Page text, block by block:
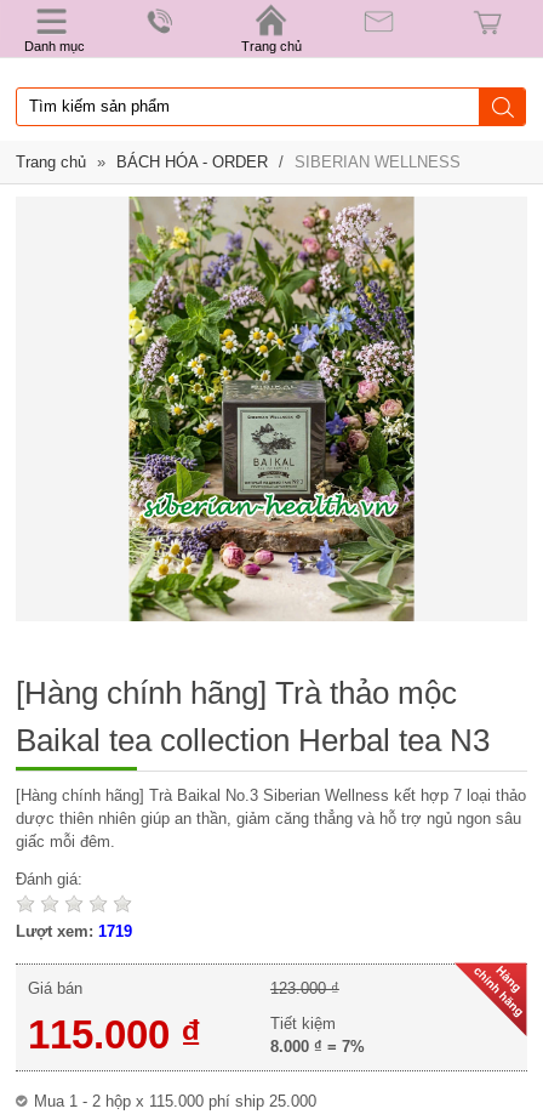
Danh mục Trang chủ
Trang chủ » BÁCH HÓA - ORDER / SIBERIAN WELLNESS
[Hàng chính hãng] Trà thảo mộc
Baikal tea collection Herbal tea N3
[Hàng chính hãng] Trà Baikal No.3 Siberian Wellness kết hợp 7 loại thảo
dược thiên nhiên giúp an thần, giảm căng thẳng và hỗ trợ ngủ ngon sâu
giấc mỗi đêm.
Đánh giá:
Lượt xem:1719
Giá bán
115.000 ₫
123.000 ₫
Tiết kiệm
8.000 ₫ = 7%
Mua 1 - 2 hộp x 115.000 phí ship 25.000